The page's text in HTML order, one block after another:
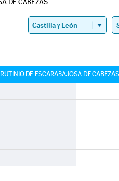
DE CABEZAS
DE ESCARABAJOSA DE CABEZAS